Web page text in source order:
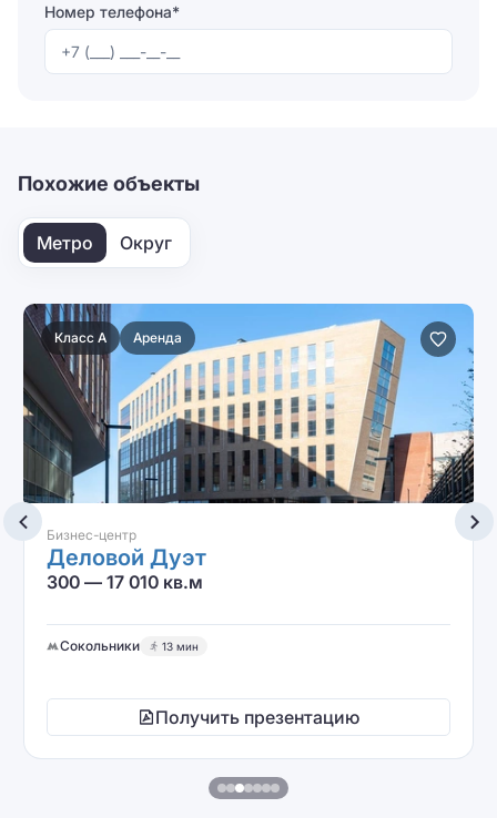
Номер телефона*
Похожие объекты
Метро Округ
Класс A Аренда
Бизнес-центр
Деловой Дуэт
300 — 17 010 кв.м
Сокольники 13 мин
Получить презентацию